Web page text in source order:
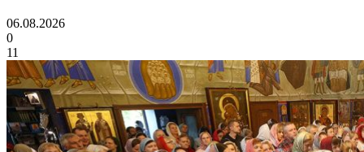
06.08.2026
0
11